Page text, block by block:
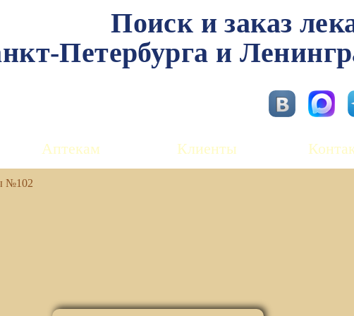
Поиск и заказ
Петербурга и
Аптекам Клиенты
№102